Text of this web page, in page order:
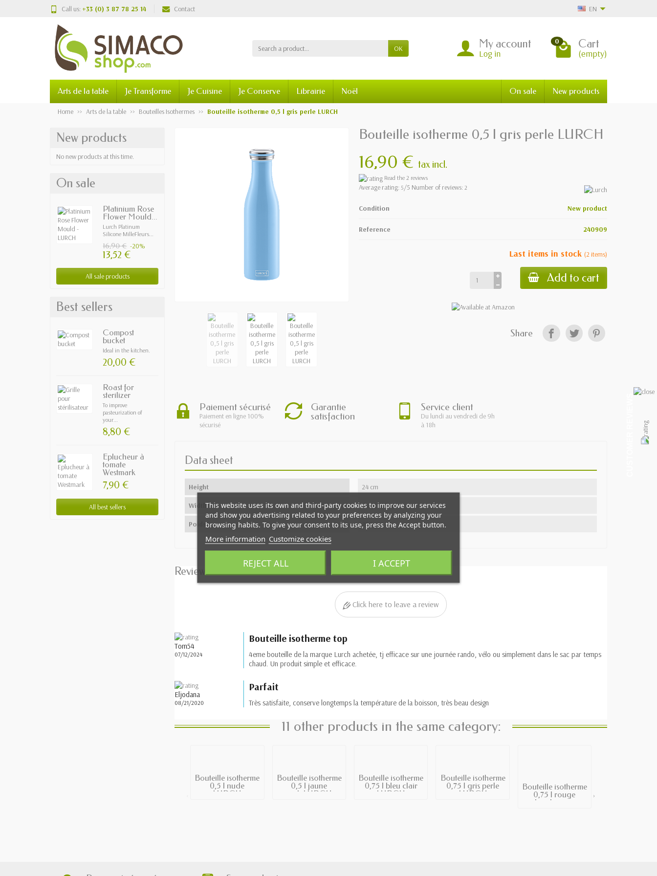
Call us: +33 (0) 3 87 78 25 14 Contact EN
OK My account
Log in
0 Cart
(empty)
Arts de la table Je Transforme Je Cuisine Je Conserve Librairie Noël On sale New products
Home Arts de la table Bouteilles Isothermes Bouteille isotherme 0,5 l gris perle LURCH
New products
No new products at this time.
On sale
Platinium Rose
Flower Mould...
Lurch Platinum
Silicone MilleFleurs...
16,90 € -20%
13,52 €
All sale products
Best sellers
Compost
bucket
Ideal in the kitchen.
20,00 €
Roast for
sterilizer
To improve
pasteurization of
your...
8,80 €
Eplucheur à
tomate
Westmark
7,90 €
All best sellers
Bouteille isotherme 0,5 l gris perle LURCH
16,90 €tax incl.
Read the 2 reviews
Average rating: 5/5 Number of reviews: 2
Condition New product
Reference 240909
Last items in stock (2 items)
Add to cart
Share
Paiement sécurisé
Paiement en ligne 100%
sécurisé
Garantie
satisfaction
Service client
Du lundi au vendredi de 9h
à 18h
Data sheet
Height 24 cm
Width diam. 6.5 cm
Poids 260 g
Reviews
Click here to leave a review
Tom54
07/12/2024
Bouteille isotherme top
4eme bouteille de la marque Lurch achetée, tj efficace sur une journée rando, vélo ou simplement dans le sac par temps
chaud. Un produit simple et efficace.
Eljodana
08/21/2020
Parfait
Très satisfaite, conserve longtemps la température de la boisson, très beau design
11 other products in the same category:
Bouteille isotherme
0,5 l nude
LURCH
Bouteille isotherme
0,5 l jaune
perleLURCH
Bouteille isotherme
0,75 l bleu clair
LURCH
Bouteille isotherme
0,75 l gris perle
LURCH
Bouteille isotherme
0,75 l rouge
bordeaux...
›
This website uses its own and third-party cookies to improve our services
and show you advertising related to your preferences by analyzing your
browsing habits. To give your consent to its use, press the Accept button.
More information Customize cookies
REJECT ALL I ACCEPT